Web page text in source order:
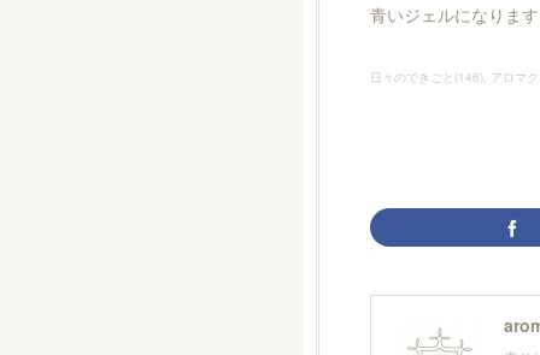
青いジェルになりま
日々のできごと (146) アロマ